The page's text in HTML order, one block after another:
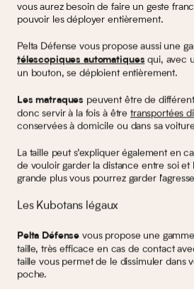
vous aurez besoin de faire un geste
pouvoir les déployer entièrement.
Pelta Défense vous propose aussi une
télescopiques automatiques qui, avec
un bouton, se déploient entièrement.
Les matraques peuvent être de
donc servir à la fois à être transportées
conservées à domicile ou dans sa
La taille peut s’expliquer également en
de vouloir garder la distance entre soi et
grande plus vous pourrez garder
Les Kubotans légaux
Pelta Défense vous propose une
taille, très efficace en cas de contact
taille vous permet de le dissimuler dans
poche.